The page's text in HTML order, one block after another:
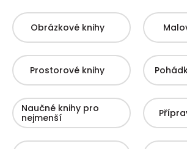
Obrázkové knihy
Prostorové knihy
Naučné knihy pro
nejmenší